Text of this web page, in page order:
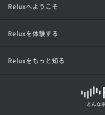
Reluxへようこそ
Reluxを体験する
Reluxをもっと知る